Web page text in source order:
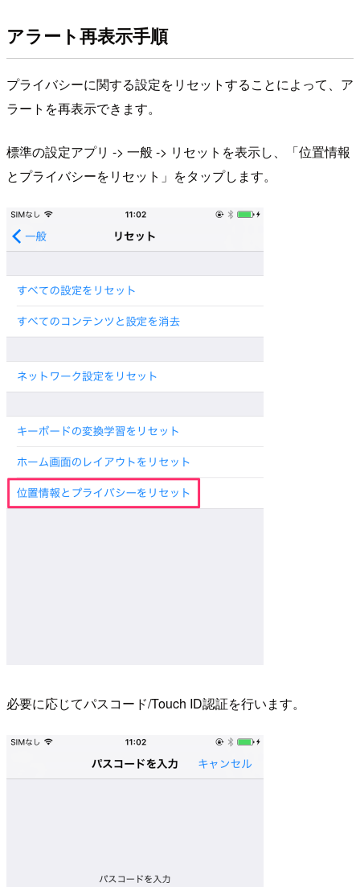
アラート再表示手順
プライバシーに関する設定をリセットすることによって、ア
ラートを再表示できます。
標準の設定アプリ -> 一般 -> リセットを表示し、「位置情報
とプライバシーをリセット」をタップします。
必要に応じてパスコード/Touch ID認証を行います。